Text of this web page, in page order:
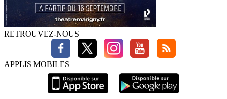
RETROUVEZ-NOUS
APPLIS MOBILES